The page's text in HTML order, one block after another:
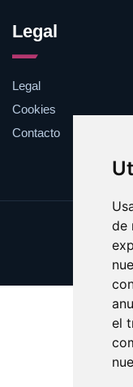
de
el
Legal
Legal
Cookies
Contacto